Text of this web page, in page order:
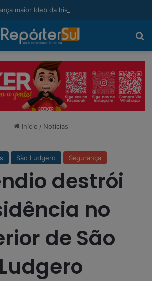
Início / Notícias
São Ludgero Segurança
destrói
no
de São
Ludgero